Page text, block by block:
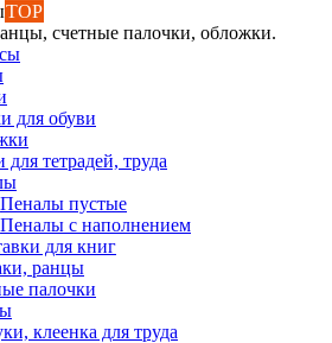
TOP
счетные палочки, обложки.
для обуви
тетрадей, труда
Пеналы пустые
Пеналы с наполнением
для книг
ранцы
палочки
клеенка для труда